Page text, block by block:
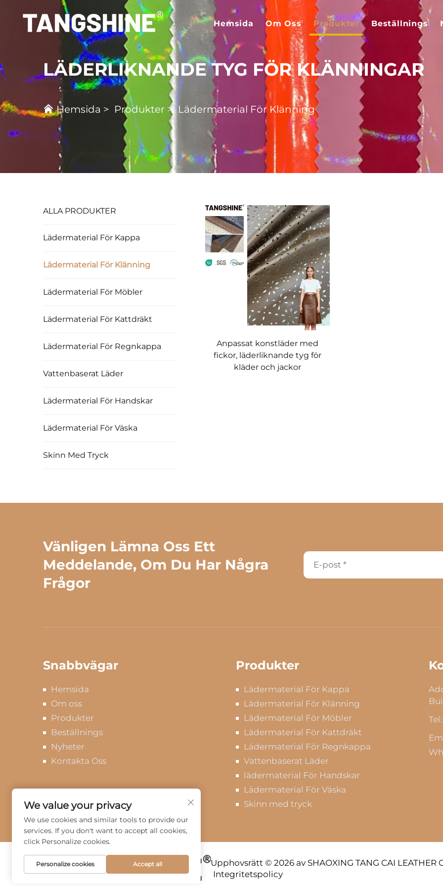
Hemsida Om Oss Produkter Beställnings
LÄDERLIKNANDE TYG FÖR KLÄNNINGAR
Hemsida > Produkter >Lädermaterial För Klänning
ALLA PRODUKTER
Lädermaterial För Kappa
Lädermaterial För Klänning
Lädermaterial För Möbler
Lädermaterial För Kattdräkt
Lädermaterial För Regnkappa
Vattenbaserat Läder
Lädermaterial För Handskar
Lädermaterial För Väska
Skinn Med Tryck
Anpassat konstläder med
fickor, läderliknande tyg för
kläder och jackor
Vänligen Lämna Oss Ett
Meddelande, Om Du Har Några
Frågor
Snabbvägar
Hemsida
Om oss
Produkter
Beställnings
Nyheter
Kontakta Oss
Produkter
Lädermaterial För Kappa
Lädermaterial För Klänning
Lädermaterial För Möbler
Lädermaterial För Kattdräkt
Lädermaterial För Regnkappa
Vattenbaserat Läder
lädermaterial För Handskar
Lädermaterial För Väska
Skinn med tryck
Tel:
Upphovsrätt © 2026 av SHAOXING TANG CAI LEATHER
Integritetspolicy
We value your privacy
We use cookies and similar tools to provide our
services. If you don't want to accept all cookies,
click Personalize cookies.
Personalize cookies Accept all